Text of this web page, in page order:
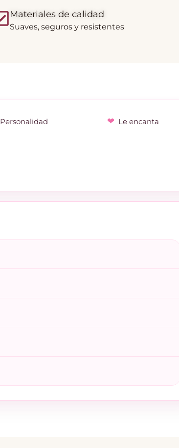
Materiales de calidad
Suaves, seguros y resistentes
Personalidad Le encanta